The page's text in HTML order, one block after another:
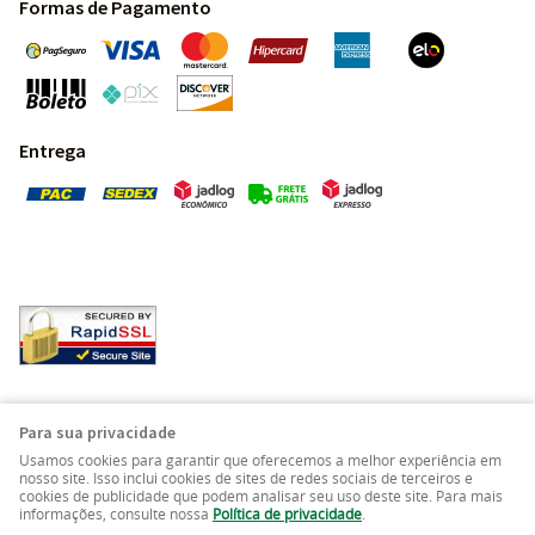
Formas de Pagamento
Entrega
LOJA VIRTUAL CRIADA POR
Para sua privacidade
Usamos cookies para garantir que oferecemos a melhor experiência em
nosso site. Isso inclui cookies de sites de redes sociais de terceiros e
cookies de publicidade que podem analisar seu uso deste site. Para mais
informações, consulte nossa Política de privacidade